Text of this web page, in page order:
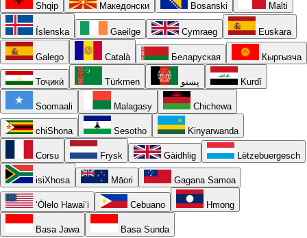
Shqip Македонски Bosanski Malti
Íslenska Gaeilge Cymraeg Euskara
Galego Català Беларуская Кыргызча
Тоҷикӣ Türkmen پښتو Kurdî
Soomaali Malagasy Chichewa
chiShona Sesotho Kinyarwanda
Corsu Frysk Gàidhlig Lëtzebuergesch
isiXhosa Māori Gagana Samoa
ʻŌlelo Hawaiʻi Cebuano Hmong
Basa Jawa Basa Sunda